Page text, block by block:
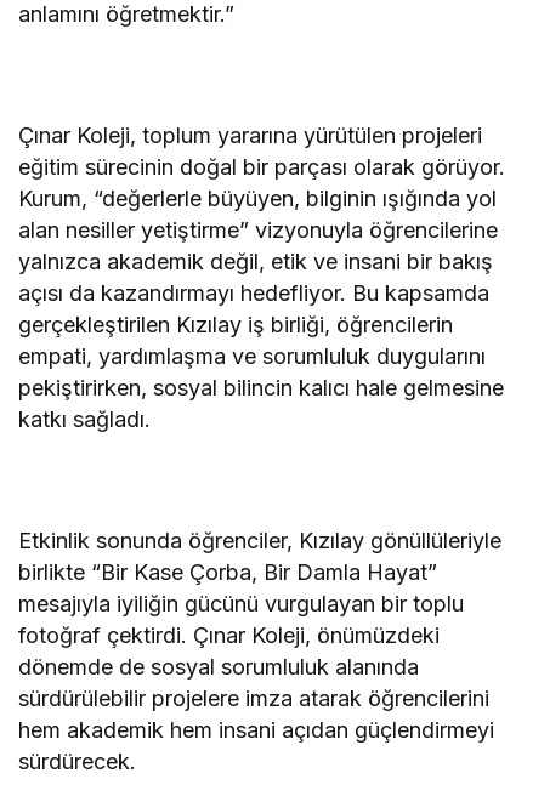
anlamını öğretmektir.”
Çınar Koleji, toplum yararına yürütülen projeleri
eğitim sürecinin doğal bir parçası olarak görüyor.
Kurum, “değerlerle büyüyen, bilginin ışığında yol
alan nesiller yetiştirme” vizyonuyla öğrencilerine
yalnızca akademik değil, etik ve insani bir bakış
açısı da kazandırmayı hedefliyor. Bu kapsamda
gerçekleştirilen Kızılay iş birliği, öğrencilerin
empati, yardımlaşma ve sorumluluk duygularını
pekiştirirken, sosyal bilincin kalıcı hale gelmesine
katkı sağladı.
Etkinlik sonunda öğrenciler, Kızılay gönüllüleriyle
birlikte “Bir Kase Çorba, Bir Damla Hayat”
mesajıyla iyiliğin gücünü vurgulayan bir toplu
fotoğraf çektirdi. Çınar Koleji, önümüzdeki
dönemde de sosyal sorumluluk alanında
sürdürülebilir projelere imza atarak öğrencilerini
hem akademik hem insani açıdan güçlendirmeyi
sürdürecek.